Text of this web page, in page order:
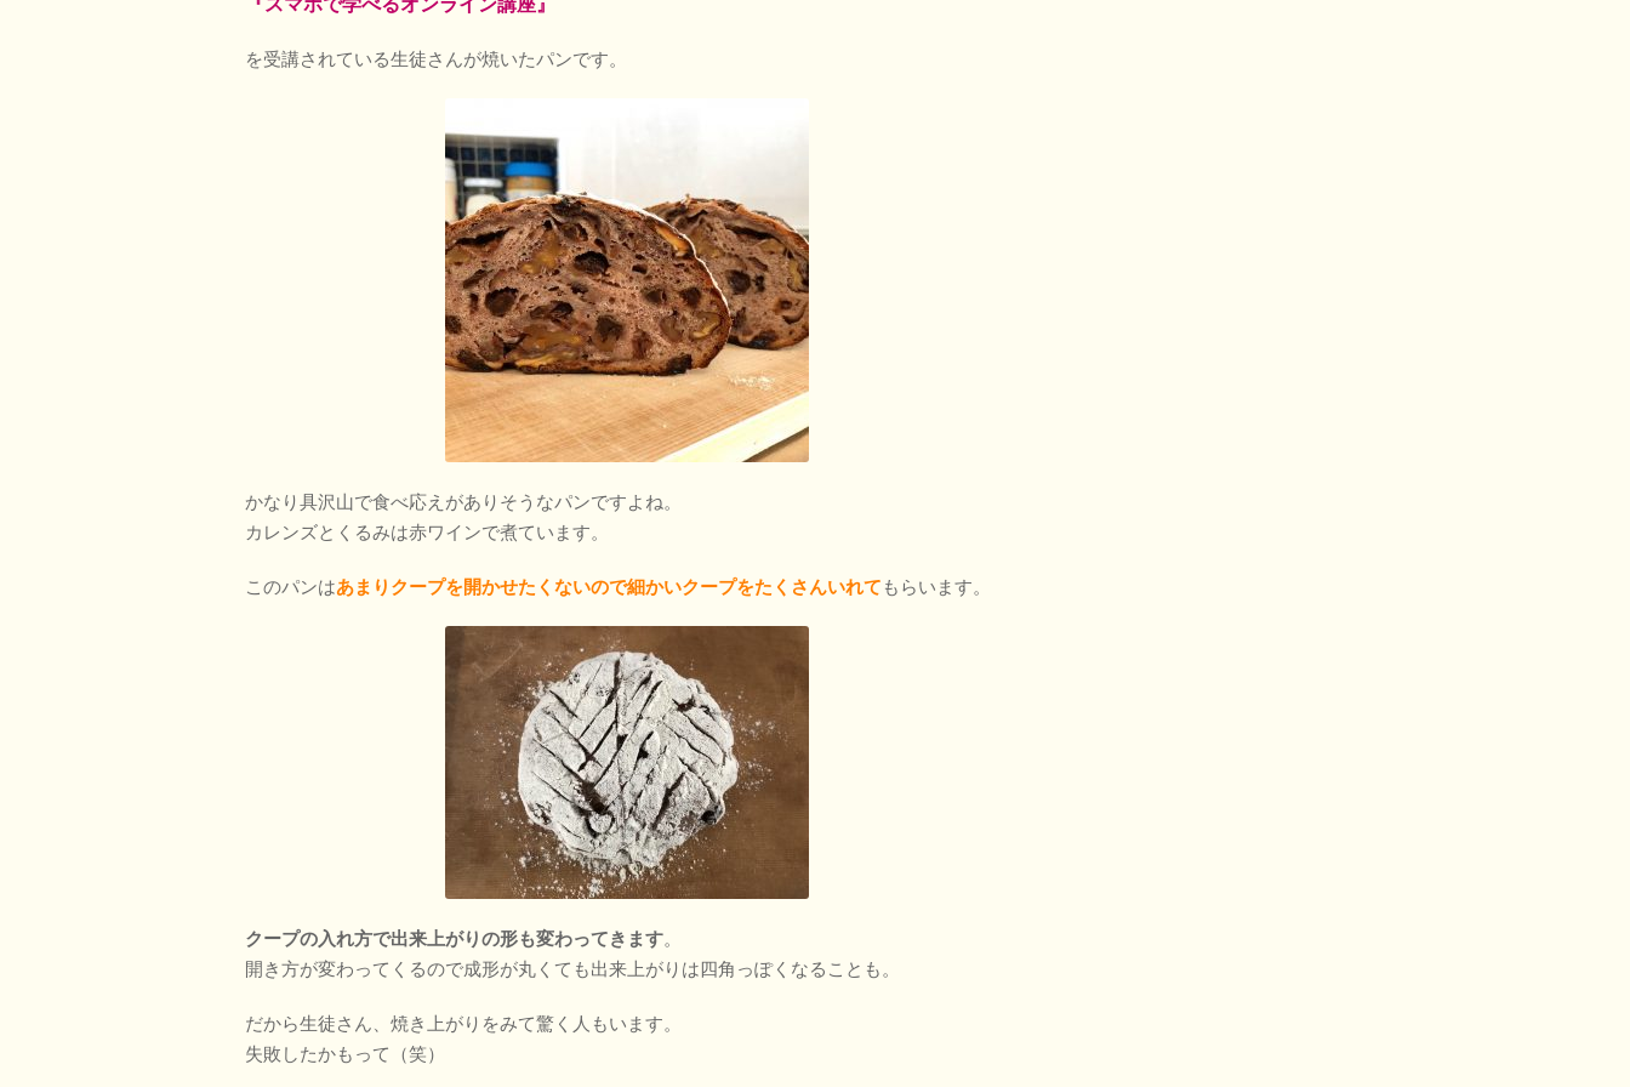
を受講されている生徒さんが焼いたパンです。
かなり具沢山で食べ応えがありそうなパンですよね。
カレンズとくるみは赤ワインで煮ています。
このパンはあまりクープを開かせたくないので細かいクープをたくさんいれて もらいます。
クープの入れ方で出来上がりの形も変わってきます。
開き方が変わってくるので成形が丸くても出来上がりは四角っぽくなることも。
だから生徒さん、焼き上がりをみて驚く人もいます。
失敗したかもって（笑）